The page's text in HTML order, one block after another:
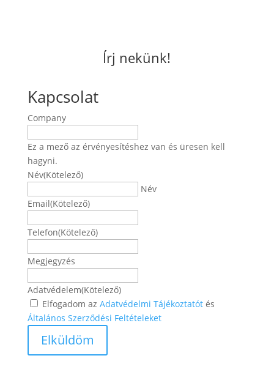
Írj nekünk!
Kapcsolat
Company
Ez a mező az érvényesítéshez van és üresen kell
hagyni.
Név(Kötelező)
Név
Email(Kötelező)
Telefon(Kötelező)
Megjegyzés
Adatvédelem(Kötelező)
Elfogadom az Adatvédelmi Tájékoztatótés
Általános Szerződési Feltételeket